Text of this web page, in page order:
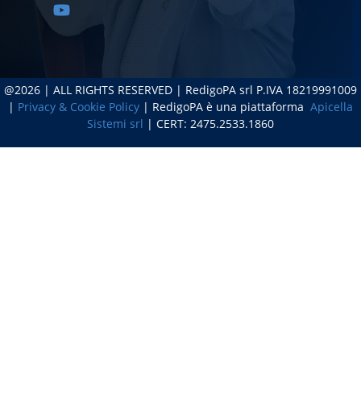
@2026 | ALL RIGHTS RESERVED | RedigoPA srl P.IVA 18219991009
| Privacy & Cookie Policy | RedigoPA è una piattaforma Apicella
Sistemi srl | CERT: 2475.2533.1860